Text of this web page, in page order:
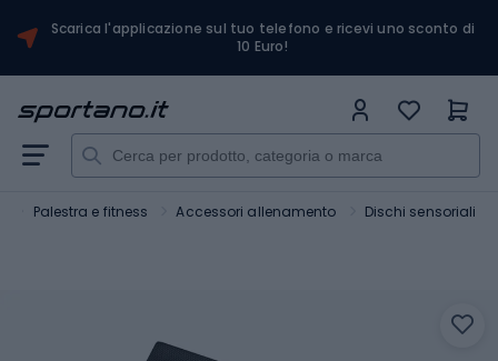
Scarica l'applicazione sul tuo telefono e ricevi uno sconto di
10 Euro!
Palestra e fitness Accessori allenamento Dischi sensoriali